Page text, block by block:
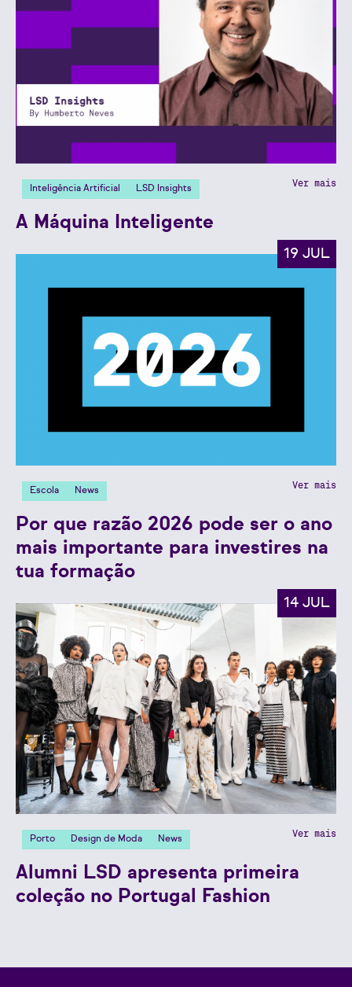
Inteligência Artificial LSD Insights Ver mais
A Máquina Inteligente
19 JUL
Escola News Ver mais
Por que razão 2026 pode ser o ano
mais importante para investires na
tua formação
14 JUL
Porto Design de Moda News Ver mais
Alumni LSD apresenta primeira
coleção no Portugal Fashion